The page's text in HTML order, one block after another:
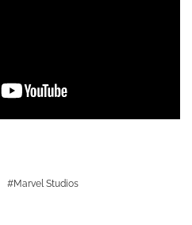
Marvel Studios